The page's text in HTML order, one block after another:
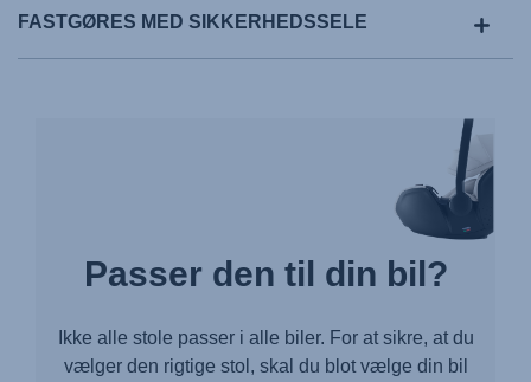
FASTGØRES MED SIKKERHEDSSELE
Passer den til din bil?
Ikke alle stole passer i alle biler. For at sikre, at du
vælger den rigtige stol, skal du blot vælge din bil